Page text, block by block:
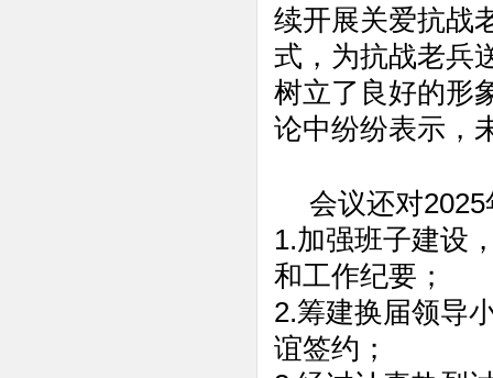
续开展关爱抗战
式，为抗战老兵
树立了良好的形
论中纷纷表示，
会议还对
1.加强班子建设
和工作纪要；
2.筹建换届领导
谊签约；